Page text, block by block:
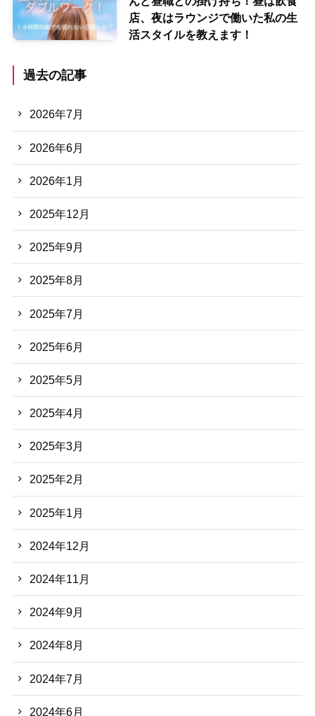
店、夜はラウンジで働いた私の生
活スタイルを教えます！
過去の記事
2026年7月
2026年6月
2026年1月
2025年12月
2025年9月
2025年8月
2025年7月
2025年6月
2025年5月
2025年4月
2025年3月
2025年2月
2025年1月
2024年12月
2024年11月
2024年9月
2024年8月
2024年7月
2024年6月